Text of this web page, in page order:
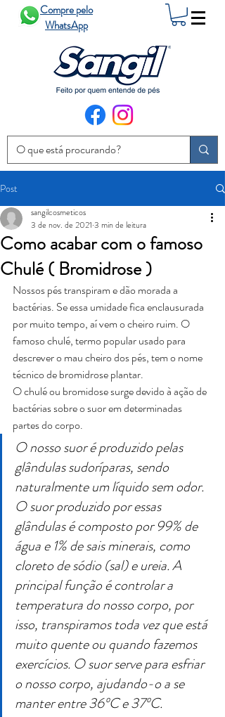
Compre pelo
WhatsApp
Post
Como acabar com o famoso
Chulé ( Bromidrose )
sangilcosmeticos
3 de nov. de 2021 3 min de leitura
Nossos pés transpiram e dão morada a
bactérias. Se essa umidade fica enclausurada
por muito tempo, aí vem o cheiro ruim. O
famoso chulé, termo popular usado para
descrever o mau cheiro dos pés, tem o nome
técnico de bromidrose plantar.
O chulé ou bromidose surge devido à ação de
bactérias sobre o suor em determinadas
partes do corpo.
O nosso suor é produzido pelas
glândulas sudoríparas, sendo
naturalmente um líquido sem odor.
O suor produzido por essas
glândulas é composto por 99% de
água e 1% de sais minerais, como
cloreto de sódio (sal) e ureia. A
principal função é controlar a
temperatura do nosso corpo, por
isso, transpiramos toda vez que está
muito quente ou quando fazemos
exercícios. O suor serve para esfriar
o nosso corpo, ajudando-o a se
manter entre 36ºC e 37ºC.